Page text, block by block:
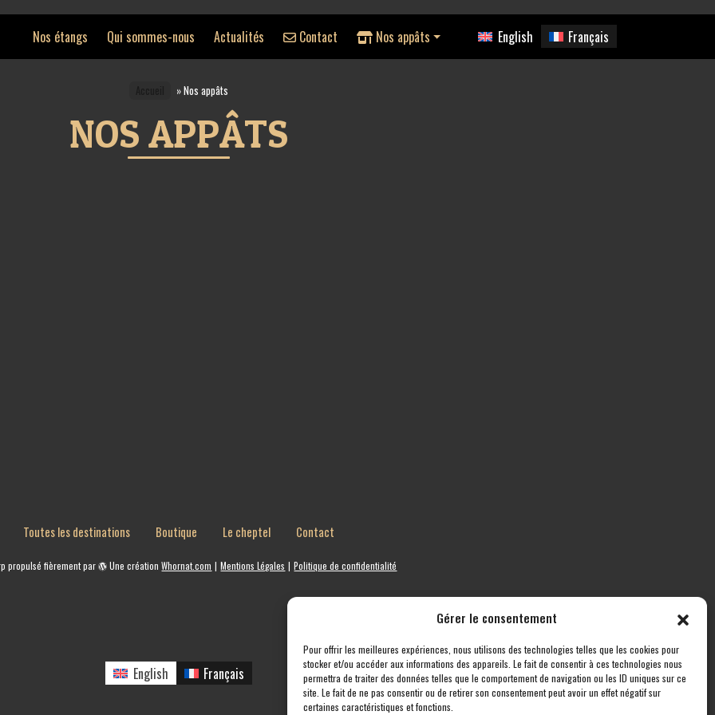
Gérer le consentement
Pour offrir les meilleures expériences, nous utilisons des technologies telles que les cookies pour
stocker et/ou accéder aux informations des appareils. Le fait de consentir à ces technologies nous
permettra de traiter des données telles que le comportement de navigation ou les ID uniques sur ce
site. Le fait de ne pas consentir ou de retirer son consentement peut avoir un effet négatif sur
certaines caractéristiques et fonctions.
Nos étangs Qui sommes-nous Actualités Contact Nos appâts English Français
»Nos appâts
NOS APPÂTS
Toutes les destinations Boutique Le cheptel Contact
propulsé fièrement par Une créationWhornat.com | Mentions Légales | Politique de confidentialité
English Français